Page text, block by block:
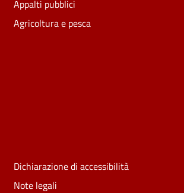
Appalti pubblici
Agricoltura e pesca
Dichiarazione di accessibilità
Note legali